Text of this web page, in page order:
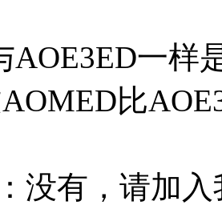
AOE3ED一样
比
没有，请加入